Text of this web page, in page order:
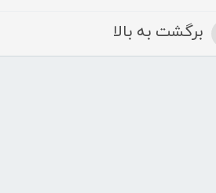
برگشت به بالا